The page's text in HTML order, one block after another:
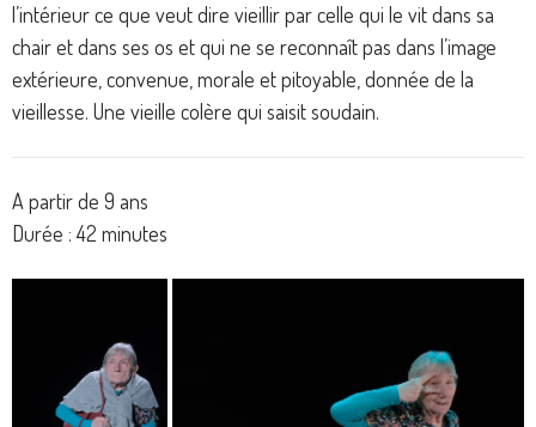
l’intérieur ce que veut dire vieillir par celle qui le vit dans sa
chair et dans ses os et qui ne se reconnaît pas dans l’image
extérieure, convenue, morale et pitoyable, donnée de la
vieillesse. Une vieille colère qui saisit soudain.
A partir de 9 ans
Durée : 42 minutes